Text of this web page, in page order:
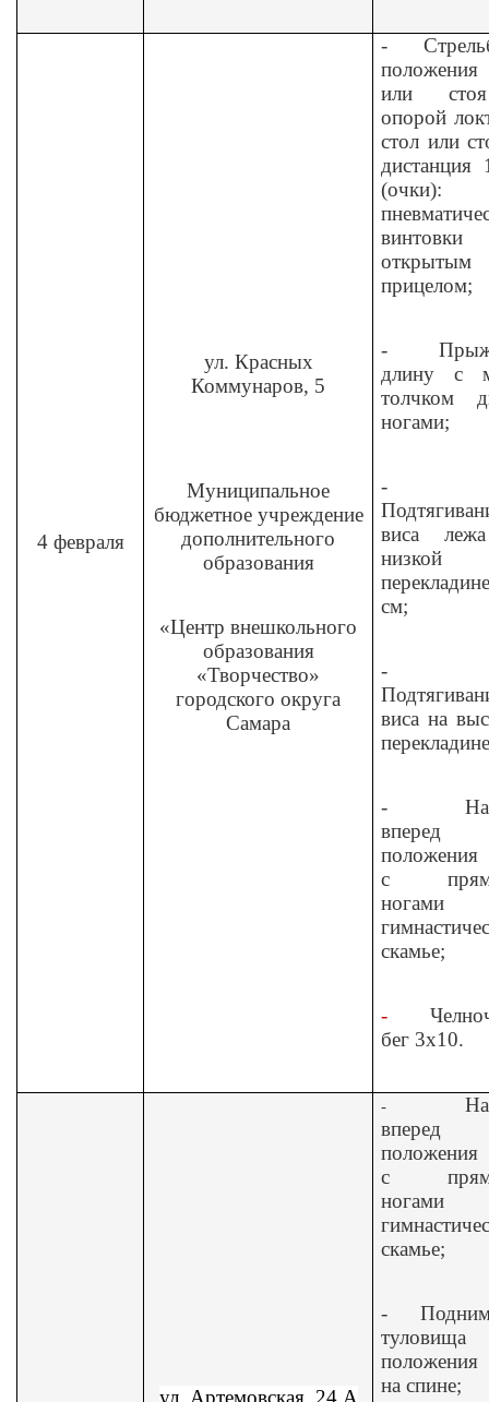
4 февраля
ул. Красных
Коммунаров, 5
Муниципальное
бюджетное учреждение
дополнительного
образования
«Центр внешкольного
образования
«Творчество»
городского округа
Самара
-
положения
или
опорой
стол или
открытым
прицелом;
-
длину с
толчком
ногами;
-
виса
низкой
см;
-
виса на
-
положения
с
скамье;
-
бег 3х10.
ул. Артемовская, 24 А
-
положения
с
скамье;
-
положения
на спине;